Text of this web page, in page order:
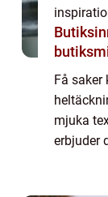
Få saker
mjuka
erbjuder